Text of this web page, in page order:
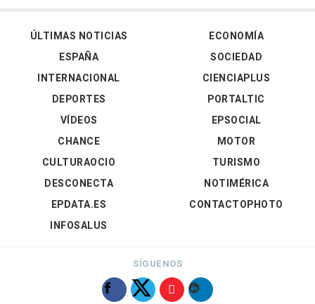
ÚLTIMAS NOTICIAS
ESPAÑA
INTERNACIONAL
DEPORTES
VÍDEOS
ECONOMÍA
SOCIEDAD
CIENCIAPLUS
PORTALTIC
EPSOCIAL
CHANCE
CULTURAOCIO
DESCONECTA
EPDATA.ES
INFOSALUS
MOTOR
TURISMO
NOTIMÉRICA
CONTACTOPHOTO
SÍGUENOS